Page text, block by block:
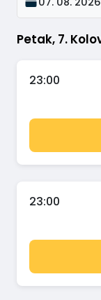
Petak, 7.
23:00
23:00